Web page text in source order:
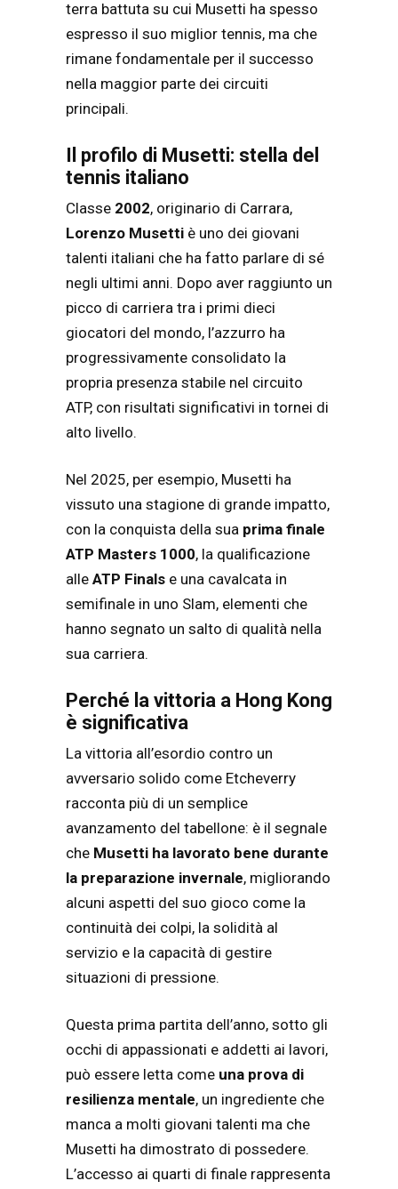
terra battuta su cui Musetti ha spesso
espresso il suo miglior tennis, ma che
rimane fondamentale per il successo
nella maggior parte dei circuiti
principali.
Il profilo di Musetti: stella del
tennis italiano
Classe 2002, originario di Carrara,
Lorenzo Musetti è uno dei giovani
talenti italiani che ha fatto parlare di sé
negli ultimi anni. Dopo aver raggiunto un
picco di carriera tra i primi dieci
giocatori del mondo, l’azzurro ha
progressivamente consolidato la
propria presenza stabile nel circuito
ATP, con risultati significativi in tornei di
alto livello.
Nel 2025, per esempio, Musetti ha
vissuto una stagione di grande impatto,
con la conquista della sua prima finale
ATP Masters 1000, la qualificazione
alle ATP Finals e una cavalcata in
semifinale in uno Slam, elementi che
hanno segnato un salto di qualità nella
sua carriera.
Perché la vittoria a Hong Kong
è significativa
La vittoria all’esordio contro un
avversario solido come Etcheverry
racconta più di un semplice
avanzamento del tabellone: è il segnale
che Musetti ha lavorato bene durante
la preparazione invernale, migliorando
alcuni aspetti del suo gioco come la
continuità dei colpi, la solidità al
servizio e la capacità di gestire
situazioni di pressione.
Questa prima partita dell’anno, sotto gli
occhi di appassionati e addetti ai lavori,
può essere letta come una prova di
resilienza mentale, un ingrediente che
manca a molti giovani talenti ma che
Musetti ha dimostrato di possedere.
L’accesso ai quarti di finale rappresenta